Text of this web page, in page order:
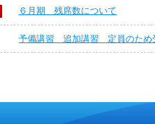
６月期 残席数について
予備講習 追加講習 定員のため